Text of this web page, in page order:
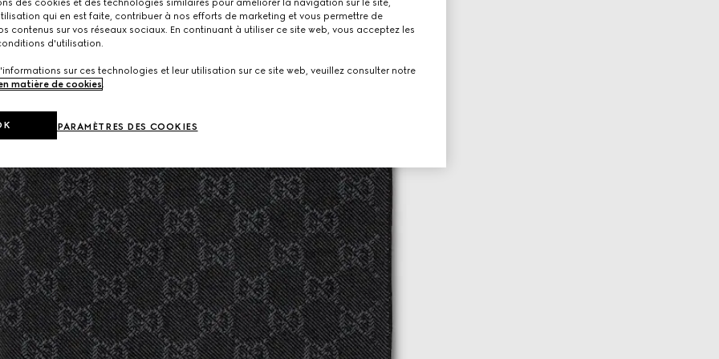
des cookies et des technologies similaires pour améliorer la navigation sur le site,
qui en est faite, contribuer à nos efforts de marketing et vous permettre de
contenus sur vos réseaux sociaux. En continuant à utiliser ce site web, vous acceptez les
d'utilisation.
sur ces technologies et leur utilisation sur ce site web, veuillez consulter notre
matière de cookies.
PARAMÈTRES DES COOKIES